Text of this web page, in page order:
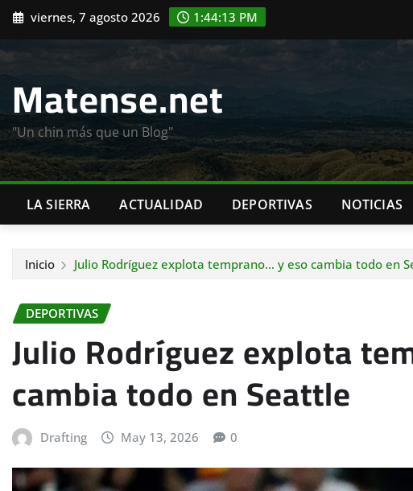
Saltar
contenido
viernes, 7 agosto 2026 1:44:15 PM
Matense.net
"Un chin más que un Blog"
LA SIERRA ACTUALIDAD DEPORTIVAS NOTICIAS
Inicio Julio Rodríguez explota temprano… y eso cambia todo en
DEPORTIVAS
Julio Rodríguez explota
cambia todo en Seattle
Drafting May 13, 2026 0